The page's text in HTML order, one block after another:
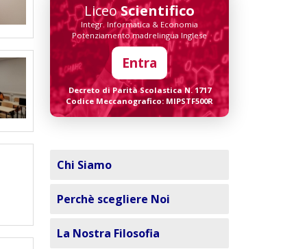
LiceoScientifico
Integr. Informatica & Economia
Potenziamento madrelingua Inglese
Entra
Decreto di Parità Scolastica N. 1717
Codice Meccanografico: MIPSTF500R
Chi Siamo
Perchè scegliere Noi
La Nostra Filosofia